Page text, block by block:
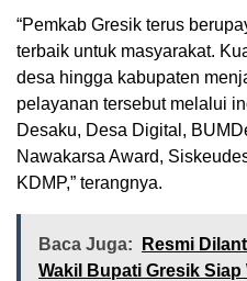
“Pemkab Gresik terus
terbaik untuk masyarakat.
desa hingga kabupaten
pelayanan tersebut melalui
Desaku, Desa Digital,
Nawakarsa Award,
KDMP,” terangnya.
Baca Juga:
Resmi
Wakil Bupati Gresik